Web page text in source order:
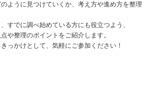
ように見つけていくか、考え方や進め方を整理
すでに調べ始めている方にも役立つよう、
や整理のポイントをご紹介します。
っかけとして、気軽にご参加ください！